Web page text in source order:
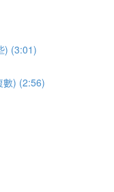
) (3:01)
數) (2:56)